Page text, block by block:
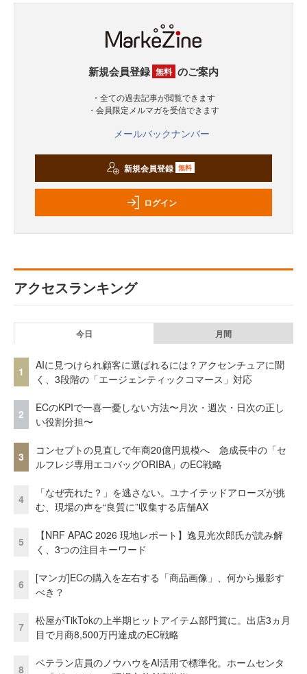
新規会員登録 無料 のご案内
・全ての過去記事が閲覧できます
・会員限定メルマガを受信できます
メールバックナンバー
新規会員登録 無料
ログイン
アクセスランキング
今日 月間
1
AIに見つけられ顧客に選ばれるには？アクセンチュアに聞
く、3段階の「エージェンティックコマース」対応
2
ECのKPIで一喜一憂しない方法〜月次・週次・日次の正し
い役割分担〜
3
コンセプトの見直しで年商20億円規模へ 急成長中の「セ
ルフレジ専用エコバッグORIBA」のEC戦略
4
「なぜ売れた？」を逃さない。ユナイテッドアローズが挑
む、現場の声を“良質に”収集する店舗AX
5
【NRF APAC 2026 現地レポート】逸見光次郎氏が読み解
く、3つの注目キーワード
6
[マンガ]ECの購入を左右する「商品画像」、何から撮影す
べき？
7
松屋がTikTokの上半期ヒットアイテム部門賞に。出店3ヵ月
目で月商8,500万円達成のEC戦略
8
ベテラン店員のノウハウをAI活用で標準化。ホームセンタ